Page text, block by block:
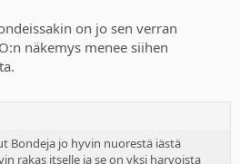
on jo sen verran
näkemys menee siihen
Bondeja jo hyvin nuorestä iästä
rakas itselle ja se on yksi harvoista